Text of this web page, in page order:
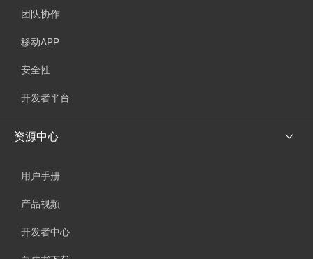
团队协作
移动APP
安全性
开发者平台
资源中心
用户手册
产品视频
开发者中心